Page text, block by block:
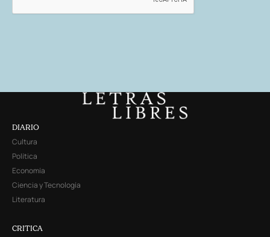
DIARIO
Cultura
Política
Economía
Ciencia y Tecnología
Literatura
CRITICA